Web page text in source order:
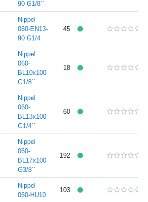
90 G1/8´´
Nippel
060-EN13-
90 G1/4
45
Nippel
060-
BL10x100
G1/8´´
18
Nippel
060-
BL13x100
G1/4´´
60
Nippel
060-
BL17x100
G3/8´´
192
Nippel
060-HU10
103